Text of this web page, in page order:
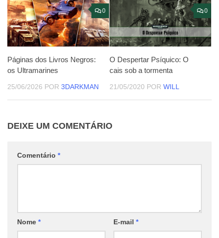
0
Páginas dos Livros Negros:
os Ultramarines
25/06/2026 POR 3DARKMAN
0
O Despertar Psíquico: O
cais sob a tormenta
21/05/2020 POR WILL
DEIXE UM COMENTÁRIO
Comentário *
Nome * E-mail *